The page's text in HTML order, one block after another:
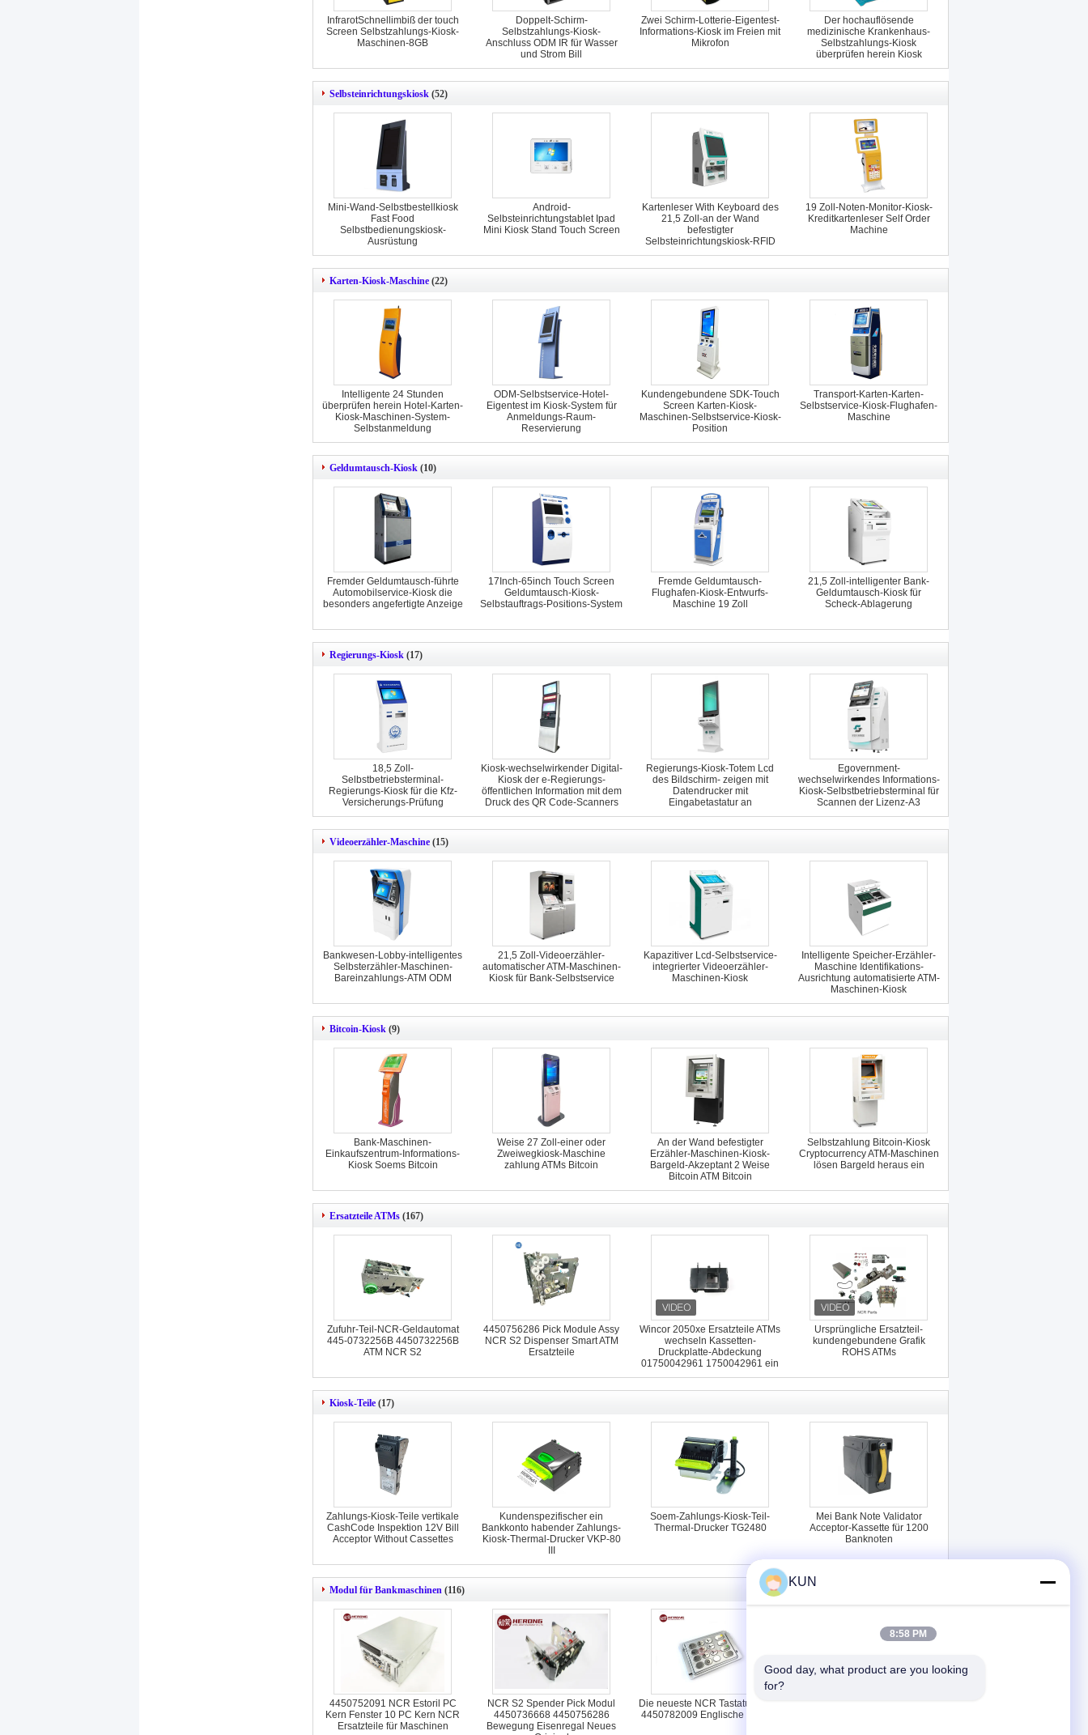
InfrarotSchnellimbiß der touch
Screen Selbstzahlungs-Kiosk-
Maschinen-8GB
Doppelt-Schirm-
Selbstzahlungs-Kiosk-
Anschluss ODM IR für Wasser
und Strom Bill
Zwei Schirm-Lotterie-Eigentest-
Informations-Kiosk im Freien mit
Mikrofon
Der hochauflösende
medizinische Krankenhaus-
Selbstzahlungs-Kiosk
überprüfen herein Kiosk
Selbsteinrichtungskiosk (52)
Mini-Wand-Selbstbestellkiosk
Fast Food
Selbstbedienungskiosk-
Ausrüstung
Android-
Selbsteinrichtungstablet Ipad
Mini Kiosk Stand Touch Screen
Kartenleser With Keyboard des
21,5 Zoll-an der Wand
befestigter
Selbsteinrichtungskiosk-RFID
19 Zoll-Noten-Monitor-Kiosk-
Kreditkartenleser Self Order
Machine
Karten-Kiosk-Maschine (22)
Intelligente 24 Stunden
überprüfen herein Hotel-Karten-
Kiosk-Maschinen-System-
Selbstanmeldung
ODM-Selbstservice-Hotel-
Eigentest im Kiosk-System für
Anmeldungs-Raum-
Reservierung
Kundengebundene SDK-Touch
Screen Karten-Kiosk-
Maschinen-Selbstservice-Kiosk-
Position
Transport-Karten-Karten-
Selbstservice-Kiosk-Flughafen-
Maschine
Geldumtausch-Kiosk (10)
Fremder Geldumtausch-führte
Automobilservice-Kiosk die
besonders angefertigte Anzeige
17Inch-65inch Touch Screen
Geldumtausch-Kiosk-
Selbstauftrags-Positions-System
Fremde Geldumtausch-
Flughafen-Kiosk-Entwurfs-
Maschine 19 Zoll
21,5 Zoll-intelligenter Bank-
Geldumtausch-Kiosk für
Scheck-Ablagerung
Regierungs-Kiosk (17)
18,5 Zoll-
Selbstbetriebsterminal-
Regierungs-Kiosk für die Kfz-
Versicherungs-Prüfung
Kiosk-wechselwirkender Digital-
Kiosk der e-Regierungs-
öffentlichen Information mit dem
Druck des QR Code-Scanners
Regierungs-Kiosk-Totem Lcd
des Bildschirm- zeigen mit
Datendrucker mit
Eingabetastatur an
Egovernment-
wechselwirkendes Informations-
Kiosk-Selbstbetriebsterminal für
Scannen der Lizenz-A3
Videoerzähler-Maschine (15)
Bankwesen-Lobby-intelligentes
Selbsterzähler-Maschinen-
Bareinzahlungs-ATM ODM
21,5 Zoll-Videoerzähler-
automatischer ATM-Maschinen-
Kiosk für Bank-Selbstservice
Kapazitiver Lcd-Selbstservice-
integrierter Videoerzähler-
Maschinen-Kiosk
Intelligente Speicher-Erzähler-
Maschine Identifikations-
Ausrichtung automatisierte ATM-
Maschinen-Kiosk
Bitcoin-Kiosk (9)
Bank-Maschinen-
Einkaufszentrum-Informations-
Kiosk Soems Bitcoin
Weise 27 Zoll-einer oder
Zweiwegkiosk-Maschine
zahlung ATMs Bitcoin
An der Wand befestigter
Erzähler-Maschinen-Kiosk-
Bargeld-Akzeptant 2 Weise
Bitcoin ATM Bitcoin
Selbstzahlung Bitcoin-Kiosk
Cryptocurrency ATM-Maschinen
lösen Bargeld heraus ein
Ersatzteile ATMs (167)
Zufuhr-Teil-NCR-Geldautomat
445-0732256B 4450732256B
ATM NCR S2
4450756286 Pick Module Assy
NCR S2 Dispenser Smart ATM
Ersatzteile
Wincor 2050xe Ersatzteile ATMs
wechseln Kassetten-
Druckplatte-Abdeckung
01750042961 1750042961 ein
Ursprüngliche Ersatzteil-
kundengebundene Grafik
ROHS ATMs
Kiosk-Teile (17)
Zahlungs-Kiosk-Teile vertikale
CashCode Inspektion 12V Bill
Acceptor Without Cassettes
Kundenspezifischer ein
Bankkonto habender Zahlungs-
Kiosk-Thermal-Drucker VKP-80
Soem-Zahlungs-Kiosk-Teil-
Thermal-Drucker TG2480
Mei Bank Note Validator
Acceptor-Kassette für 1200
Banknoten
Modul für Bankmaschinen (116)
4450752091 NCR Estoril PC
Kern Fenster 10 PC Kern NCR
Ersatzteile für Maschinen
NCR S2 Spender Pick Modul
4450736668 4450756286
Bewegung Eisenregal Neues
Die neueste NCR Tastatur EPP4
4450782009 Englische Version
KUN
8:58 PM
Good day, what product are you looking
for?